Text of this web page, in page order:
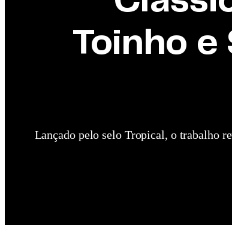
Toinho e
Lançado pelo selo Tropical, o trabalho